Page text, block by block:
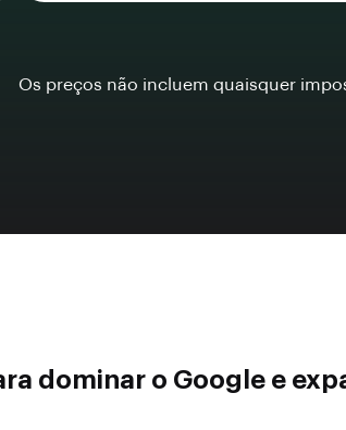
Os preços não incluem quaisquer
dominar o Google e